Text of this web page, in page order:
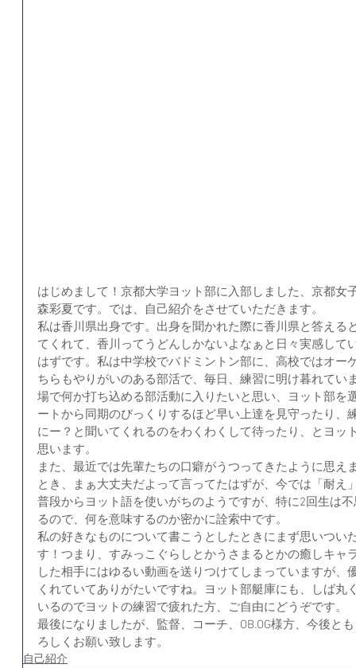
はじめまして！京都大学ヨット部に入部しました、京都女
森彩夏です。では、自己紹介をさせていただきます。
私は香川県出身です。出身を聞かれた際に香川県と答える
てくれて、香川ってうどんしかないよなぁと日々実感して
はずです。私は中学校でバドミントン部に、高校ではオー
ちらもやりがいのある部活で、毎日、練習に明け暮れてい
場で何か打ち込める部活動に入りたいと思い、ヨット部を
ートから同期のびっくりするほど早い上達を見守ったり、
にー？と聞いてくれるのをわくわくして待ったり、とヨッ
思います。
また、最近では先輩たちの口癖がうつってきたように思え
とき、まぁ大丈夫だよって言ってたはずが、今では「耐え
普段からヨット語を使いがちのようですが、特に2回生は
るので、何を意味するのか密かに詮索中です。
私の好きなものについて書こうとしたときにまず思いつい
す！つまり、すみっこぐらしとかうさまるとかの癒しキャ
した相手にはゆるい動画を送りつけてしまっていますが、
くれていてありがたいですね。ヨット部艇庫にも、しば丸
いるのでヨットの練習で疲れた方、ご自由にどうぞです。
最後になりましたが、監督、コーチ、OB.OG様方、今後と
ろしくお願い致します。
自己紹介